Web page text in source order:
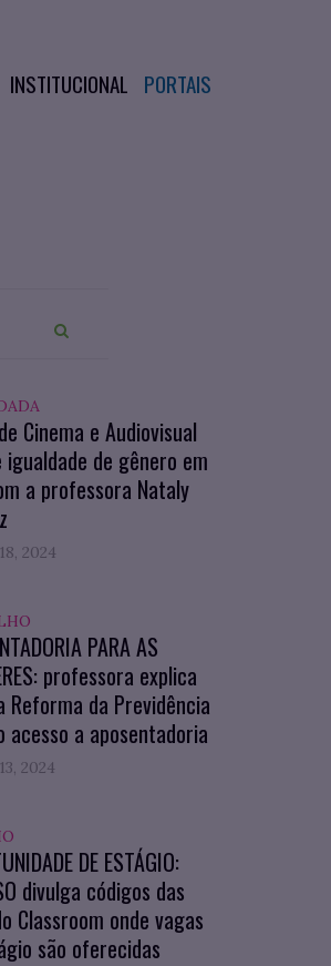
INSTITUCIONAL PORTAIS
Cinema e Audiovisual
igualdade de gênero em
a professora Nataly
2024
PARA AS
professora explica
Reforma da Previdência
acesso a aposentadoria
2024
DE ESTÁGIO:
divulga códigos das
Classroom onde vagas
são oferecidas